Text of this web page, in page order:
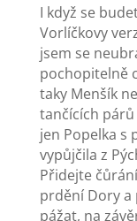
I když se
Vorlíčkovy
jsem se
pochopitelně
taky Menšík
tančících
jen Popelka s
vypůjčila z
Přidejte
prdění Dory a
pážat, na